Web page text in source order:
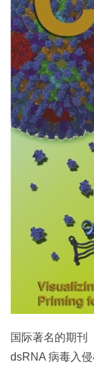
国际著名的期刊
dsRNA 病毒入